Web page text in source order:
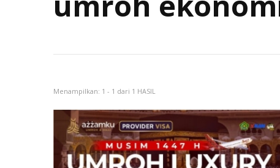
Menampilkan: 1 - 1 dari 1 HASIL